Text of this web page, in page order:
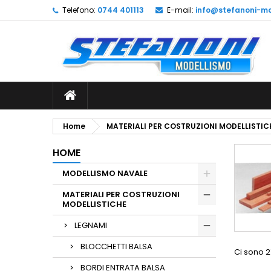
Telefono: 0744 401113 E-mail: info@stefanoni-
Home MATERIALI PER COSTRUZIONI
HOME
MODELLISMO NAVALE
MATERIALI PER COSTRUZIONI
MODELLISTICHE
LEGNAMI
BLOCCHETTI BALSA
BORDI ENTRATA BALSA
Ci sono